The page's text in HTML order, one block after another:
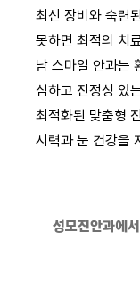
최신 장비와 숙련
못하면 최적의 치
남 스마일 안과는
심하고 진정성 있
최적화된 맞춤형
시력과 눈 건강을
성모진안과에